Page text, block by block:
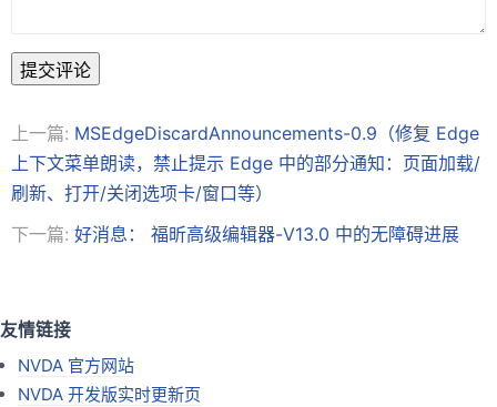
提交评论
上一篇: MSEdgeDiscardAnnouncements-0.9（修复 Edge
上下文菜单朗读，禁止提示 Edge 中的部分通知：页面加载/
刷新、打开/关闭选项卡/窗口等）
下一篇: 好消息： 福昕高级编辑器-V13.0 中的无障碍进展
友情链接
NVDA 官方网站
NVDA 开发版实时更新页